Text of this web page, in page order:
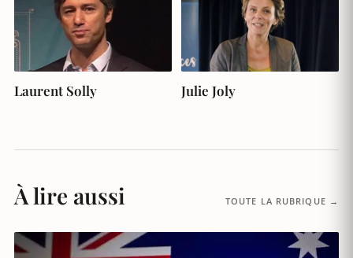
Laurent Solly Julie Joly
À lire aussi TOUTE LA RUBRIQUE →